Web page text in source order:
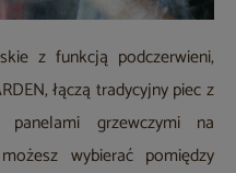
z funkcją podczerwieni,
łączą tradycyjny piec z
grzewczymi na
wybierać pomiędzy